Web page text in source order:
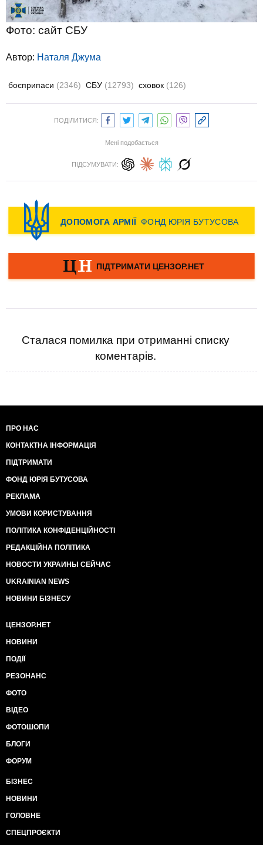
Фото: сайт СБУ
Автор: Наталя Джума
боєприпаси (2346) СБУ (12793) сховок (126)
ПОДІЛИТИСЯ:
Мені подобається
ПІДСУМУВАТИ:
Сталася помилка при отриманні списку
коментарів.
ПРО НАС
КОНТАКТНА ІНФОРМАЦІЯ
ПІДТРИМАТИ
ФОНД ЮРІЯ БУТУСОВА
РЕКЛАМА
УМОВИ КОРИСТУВАННЯ
ПОЛІТИКА КОНФІДЕНЦІЙНОСТІ
РЕДАКЦІЙНА ПОЛІТИКА
НОВОСТИ УКРАИНЫ СЕЙЧАС
UKRAINIAN NEWS
НОВИНИ БІЗНЕСУ
ЦЕНЗОР.НЕТ
НОВИНИ
ПОДІЇ
РЕЗОНАНС
ФОТО
ВІДЕО
ФОТОШОПИ
БЛОГИ
ФОРУМ
БІЗНЕС
НОВИНИ
ГОЛОВНЕ
СПЕЦПРОЄКТИ